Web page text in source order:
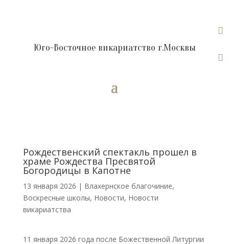


Юго-Восточное викариатство г.Москвы
Рождественский спектакль прошел в
храме Рождества Пресвятой
Богородицы в Капотне
13 января 2026 | Влахернское благочиние,
Воскресные школы, Новости, Новости
викариатства
11 января 2026 года после Божественной Литургии